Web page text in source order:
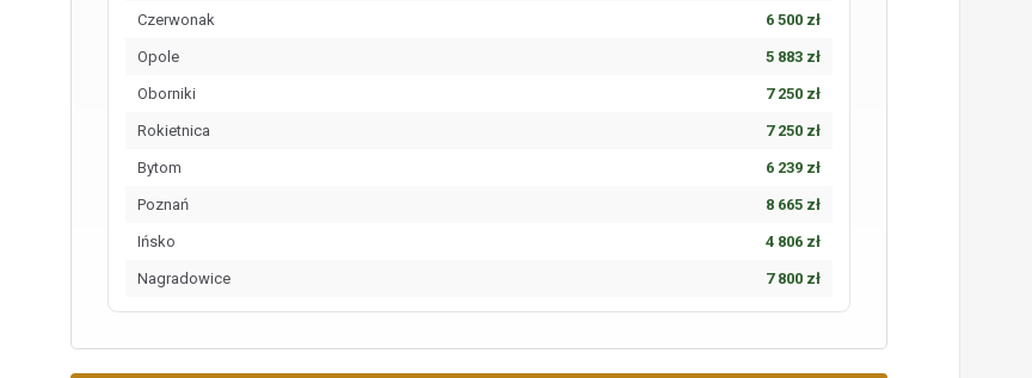
Czerwonak 6 500 zł
Opole 5 883 zł
Oborniki 7 250 zł
Rokietnica 7 250 zł
Bytom 6 239 zł
Poznań 8 665 zł
Ińsko 4 806 zł
Nagradowice 7 800 zł